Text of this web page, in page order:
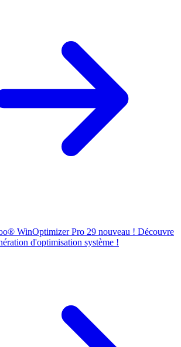
® WinOptimizer Pro 29 nouveau ! Découvre
d'optimisation système !